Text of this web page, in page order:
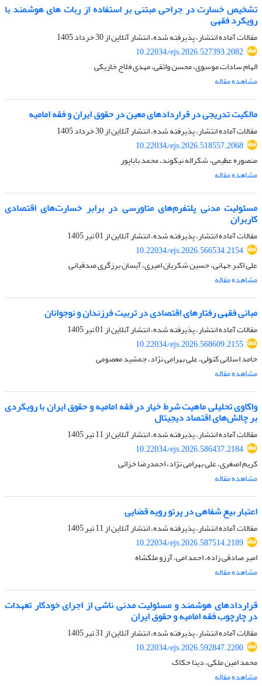
تشخیص خسارت در جراحی مبتنی بر استفاده از ربات های هوشمند با
رویکرد فقهی
مقالات آماده انتشار، پذیرفته شده، انتشار آنلاین از30 خرداد 1405
10.22034/ejs.2026.527393.2082
الهام سادات موسوی، محسن واثقی، مهدی فلاح خاریکی
مشاهده مقاله
مالکیت تدریجی در قراردادهای معین در حقوق ایران و فقه امامیه
مقالات آماده انتشار، پذیرفته شده، انتشار آنلاین از30 خرداد 1405
10.22034/ejs.2026.518557.2068
منصوره عظیمی، شکراله نیکوند، محمد باباپور
مشاهده مقاله
مسئولیت مدنی پلتفرم‌های متاورسی در برابر خسارت‌های اقتصادی
کاربران
مقالات آماده انتشار، پذیرفته شده، انتشار آنلاین از01 تیر 1405
10.22034/ejs.2026.566534.2154
علی اکبر جهانی، حسین شکریان امیری، آیسان برزگری صدقیانی
مشاهده مقاله
مبانی فقهی رفتارهای اقتصادی در تربیت فرزندان و نوجوانان
مقالات آماده انتشار، پذیرفته شده، انتشار آنلاین از01 تیر 1405
10.22034/ejs.2026.568609.2155
حامد اسلانی کتولی، علی بهرامی نژاد، جمشید معصومی
مشاهده مقاله
واکاوی تحلیلی ماهیت شرط خیار در فقه امامیه و حقوق ایران با رویکردی
بر چالش‌های اقتصاد دیجیتال
مقالات آماده انتشار، پذیرفته شده، انتشار آنلاین از11 تیر 1405
10.22034/ejs.2026.586437.2184
کریم اصغری، علی بهرامی نژاد، احمدرضا خزائی
مشاهده مقاله
اعتبار بیع شفاهی در پرتو رویه قضایی
مقالات آماده انتشار، پذیرفته شده، انتشار آنلاین از11 تیر 1405
10.22034/ejs.2026.587514.2189
امیر صادقی زاده، احمد امی، آرزو ملکشاه
مشاهده مقاله
قراردادهای هوشمند و مسئولیت مدنی ناشی از اجرای خودکار تعهدات
در چارچوب فقه امامیه و حقوق ایران
مقالات آماده انتشار، پذیرفته شده، انتشار آنلاین از31 تیر 1405
10.22034/ejs.2026.592847.2200
محمد امین ملکی، دینا حکاک
مشاهده مقاله